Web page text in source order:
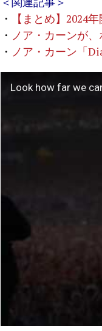
・
【まとめ】2024
・ ノア・カーンが
・ ノア・カーン「
Look how far we